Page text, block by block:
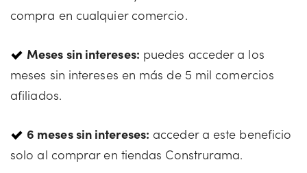
compra en cualquier comercio.
Meses sin intereses: puedes acceder a los
meses sin intereses en más de 5 mil comercios
afiliados.
6 meses sin intereses: acceder a este beneficio
solo al comprar en tiendas Construrama.